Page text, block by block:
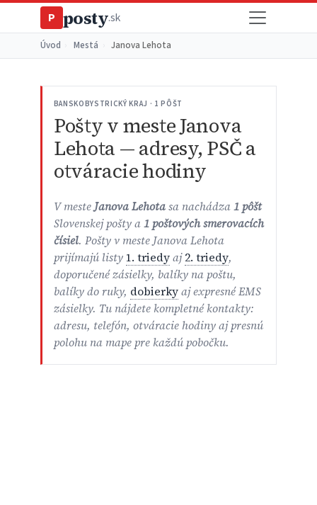
P posty.sk
Úvod Mestá Janova Lehota
BANSKOBYSTRICKÝ KRAJ · 1 PÔŠT
Pošty v meste Janova
Lehota — adresy, PSČ a
otváracie hodiny
V mesteJanova Lehotasa nachádza1 pôšt
Slovenskej pošty a1 poštových smerovacích
čísiel. Pošty v meste Janova Lehota
prijímajú listy 1. triedyaj2. triedy,
doporučené zásielky, balíky na poštu,
balíky do ruky, dobierkyaj expresné EMS
zásielky. Tu nájdete kompletné kontakty:
adresu, telefón, otváracie hodiny aj presnú
polohu na mape pre každú pobočku.